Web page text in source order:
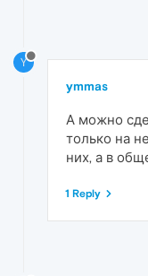
Y
ymmas
А можно
только на
них, а в
1 Reply